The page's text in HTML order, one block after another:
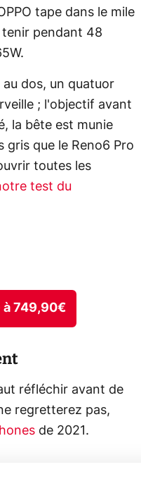
tape dans le mile
tenir pendant 48
dos, un quatuor
; l'objectif avant
la bête est munie
gris que le Reno6 Pro
toutes les
test du
à 749,90€
réfléchir avant de
regretterez pas,
de 2021.